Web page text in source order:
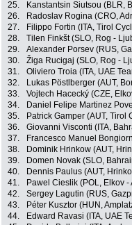
25.
Kanstantsin Siutsou (BLR,
26.
Radoslav Rogina (CRO,
27.
Filippo Fortin (ITA, Tirol
28.
Tilen Finkšt (SLO, Rog -
29.
Alexander Porsev (RUS,
30.
Žiga Rucigaj (SLO, Rog -
31.
Oliviero Troia (ITA, UAE
32.
Lukas Pöstlberger (AUT,
33.
Vojtech Hacecký (CZE,
34.
Daniel Felipe Martinez
35.
Patrick Gamper (AUT, Tirol
36.
Giovanni Visconti (ITA,
37.
Francesco Manuel
38.
Dominik Hrinkow (AUT,
39.
Domen Novak (SLO,
40.
Dennis Paulus (AUT,
41.
Pawel Cieslik (POL, Elkov
42.
Sergey Lagutin (RUS,
43.
Péter Kusztor (HUN,
44.
Edward Ravasi (ITA, UAE